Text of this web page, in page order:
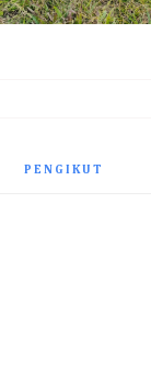
PENGIKUT